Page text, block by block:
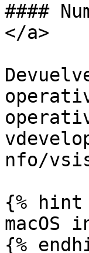
####
</a>
nfo/
{%
macOS
{%